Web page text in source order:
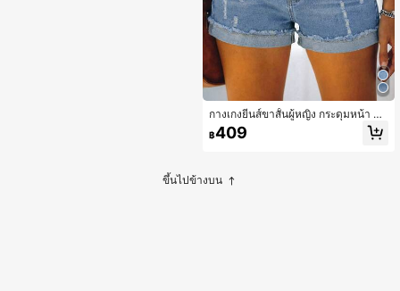
กางเกงยีนส์ขาสั้นผู้หญิง กระดุมหน้า มีก
ระเป๋า สไตล์เรียบง่าย ลำลอง สำหรับฤดู
ร้อน
฿409
ขึ้นไปข้างบน